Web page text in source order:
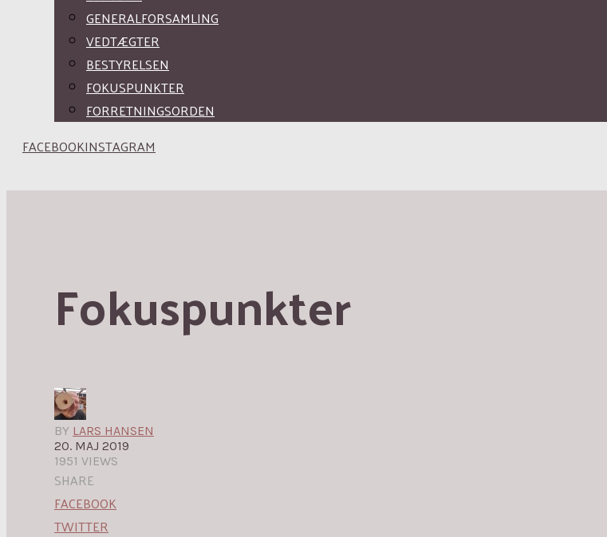
GENERALFORSAMLING
VEDTÆGTER
BESTYRELSEN
FOKUSPUNKTER
FORRETNINGSORDEN
FACEBOOKINSTAGRAM
Fokuspunkter
BY LARS HANSEN
20. MAJ 2019
1951 VIEWS
SHARE
FACEBOOK
TWITTER